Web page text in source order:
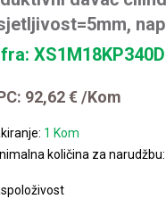
XS1M18KP340D
92,62€ /Kom
1 Kom
količina za narudžbu: